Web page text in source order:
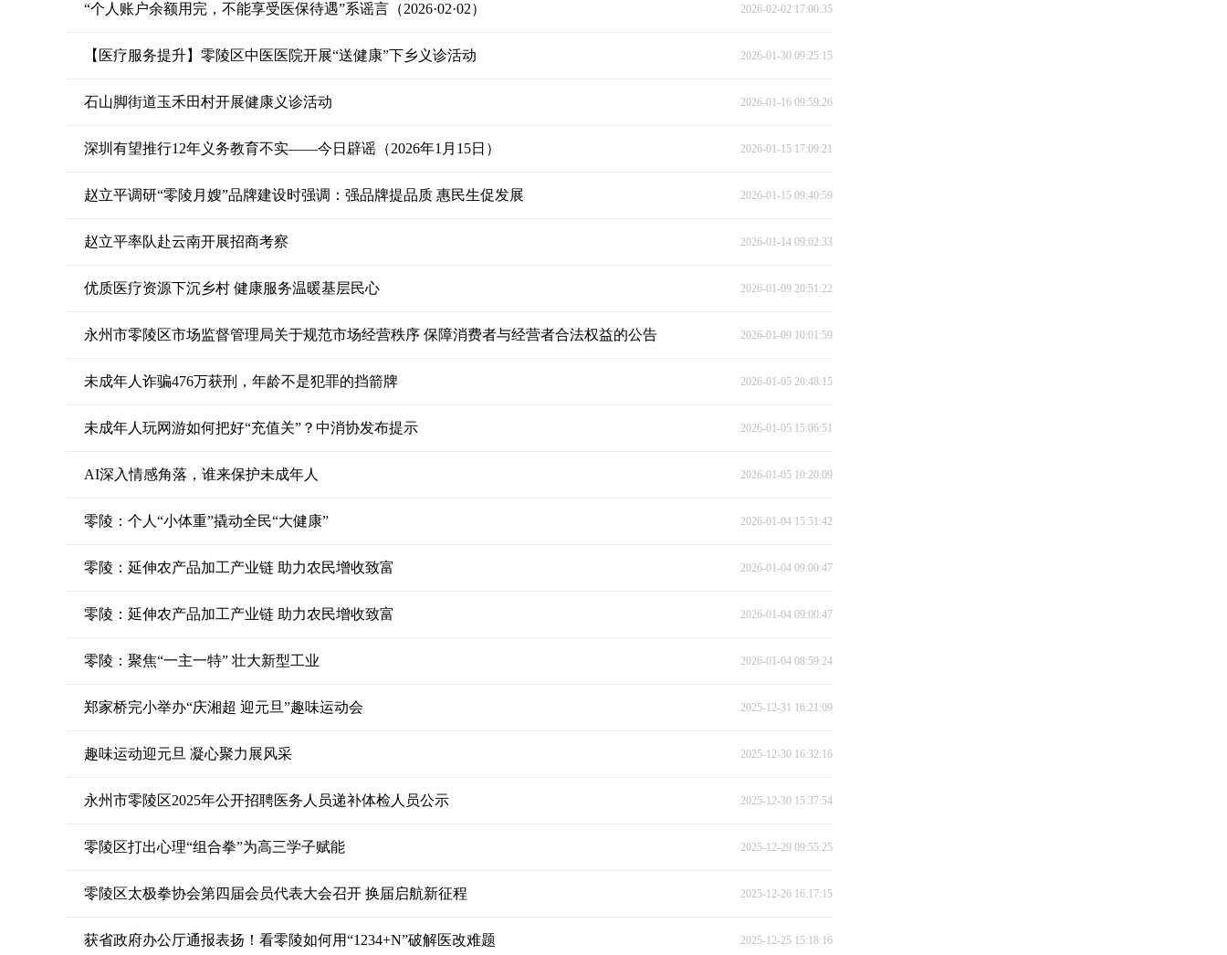
“个人账户余额用完，不能享受医保待遇”系谣言（2026·02·02） 2026-02-02 17:00:35
【医疗服务提升】零陵区中医医院开展“送健康”下乡义诊活动 2026-01-30 09:25:15
石山脚街道玉禾田村开展健康义诊活动 2026-01-16 09:59:26
深圳有望推行12年义务教育不实——今日辟谣（2026年1月15日） 2026-01-15 17:09:21
赵立平调研“零陵月嫂”品牌建设时强调：强品牌提品质 惠民生促发展 2026-01-15 09:40:59
赵立平率队赴云南开展招商考察 2026-01-14 09:02:33
优质医疗资源下沉乡村 健康服务温暖基层民心 2026-01-09 20:51:22
永州市零陵区市场监督管理局关于规范市场经营秩序 保障消费者与经营者合法权益的公告 2026-01-09 10:01:59
未成年人诈骗476万获刑，年龄不是犯罪的挡箭牌 2026-01-05 20:48:15
未成年人玩网游如何把好“充值关”？中消协发布提示 2026-01-05 15:06:51
AI深入情感角落，谁来保护未成年人 2026-01-05 10:20:09
零陵：个人“小体重”撬动全民“大健康” 2026-01-04 15:51:42
零陵：延伸农产品加工产业链 助力农民增收致富 2026-01-04 09:00:47
零陵：延伸农产品加工产业链 助力农民增收致富 2026-01-04 09:00:47
零陵：聚焦“一主一特” 壮大新型工业 2026-01-04 08:59:24
郑家桥完小举办“庆湘超 迎元旦”趣味运动会 2025-12-31 16:21:09
趣味运动迎元旦 凝心聚力展风采 2025-12-30 16:32:16
永州市零陵区2025年公开招聘医务人员递补体检人员公示 2025-12-30 15:37:54
零陵区打出心理“组合拳”为高三学子赋能 2025-12-29 09:55:25
零陵区太极拳协会第四届会员代表大会召开 换届启航新征程 2025-12-26 16:17:15
获省政府办公厅通报表扬！看零陵如何用“1234+N”破解医改难题 2025-12-25 15:18:16